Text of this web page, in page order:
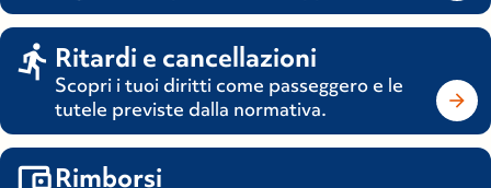
videocam
Facetime
Contattaci
SMS + videochiamata entro le 24 ore con
operatore interprete LIS:
Ritardi e cancellazioni
Scopri i tuoi diritti come passeggero e le
tutele previste dalla normativa.
Rimborsi